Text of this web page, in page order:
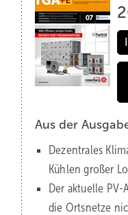
Aus der
Dezentrales
Kühlen großer
Der aktuelle PV-
die Orts­netze